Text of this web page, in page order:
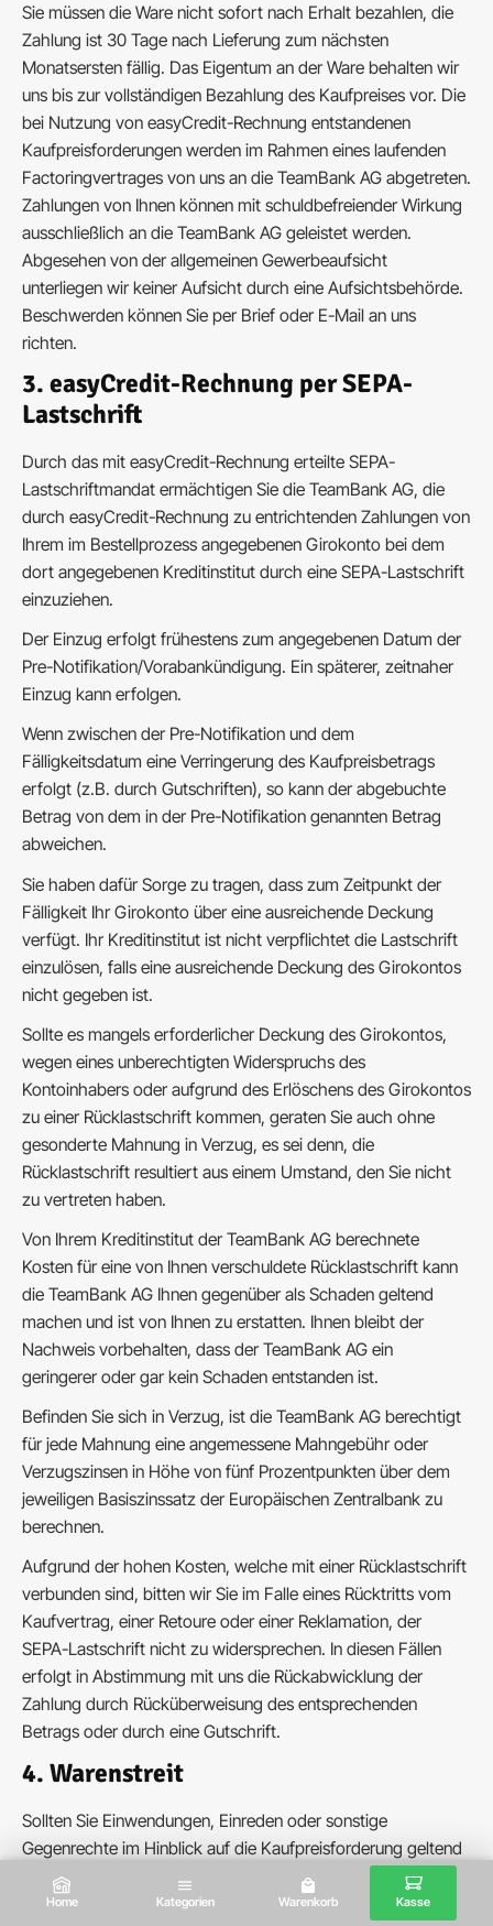
Sie müssen die Ware nicht sofort nach Erhalt bezahlen, die
Zahlung ist 30 Tage nach Lieferung zum nächsten
Monatsersten fällig. Das Eigentum an der Ware behalten wir
uns bis zur vollständigen Bezahlung des Kaufpreises vor. Die
bei Nutzung von easyCredit-Rechnung entstandenen
Kaufpreisforderungen werden im Rahmen eines laufenden
Factoringvertrages von uns an die TeamBank AG abgetreten.
Zahlungen von Ihnen können mit schuldbefreiender Wirkung
ausschließlich an die TeamBank AG geleistet werden.
Abgesehen von der allgemeinen Gewerbeaufsicht
unterliegen wir keiner Aufsicht durch eine Aufsichtsbehörde.
Beschwerden können Sie per Brief oder E-Mail an uns
richten.
3. easyCredit-Rechnung per SEPA-
Lastschrift
Durch das mit easyCredit-Rechnung erteilte SEPA-
Lastschriftmandat ermächtigen Sie die TeamBank AG, die
durch easyCredit-Rechnung zu entrichtenden Zahlungen von
Ihrem im Bestellprozess angegebenen Girokonto bei dem
dort angegebenen Kreditinstitut durch eine SEPA-Lastschrift
einzuziehen.
Der Einzug erfolgt frühestens zum angegebenen Datum der
Pre-Notifikation/Vorabankündigung. Ein späterer, zeitnaher
Einzug kann erfolgen.
Wenn zwischen der Pre-Notifikation und dem
Fälligkeitsdatum eine Verringerung des Kaufpreisbetrags
erfolgt (z.B. durch Gutschriften), so kann der abgebuchte
Betrag von dem in der Pre-Notifikation genannten Betrag
abweichen.
Sie haben dafür Sorge zu tragen, dass zum Zeitpunkt der
Fälligkeit Ihr Girokonto über eine ausreichende Deckung
verfügt. Ihr Kreditinstitut ist nicht verpflichtet die Lastschrift
einzulösen, falls eine ausreichende Deckung des Girokontos
nicht gegeben ist.
Sollte es mangels erforderlicher Deckung des Girokontos,
wegen eines unberechtigten Widerspruchs des
Kontoinhabers oder aufgrund des Erlöschens des Girokontos
zu einer Rücklastschrift kommen, geraten Sie auch ohne
gesonderte Mahnung in Verzug, es sei denn, die
Rücklastschrift resultiert aus einem Umstand, den Sie nicht
zu vertreten haben.
Von Ihrem Kreditinstitut der TeamBank AG berechnete
Kosten für eine von Ihnen verschuldete Rücklastschrift kann
die TeamBank AG Ihnen gegenüber als Schaden geltend
machen und ist von Ihnen zu erstatten. Ihnen bleibt der
Nachweis vorbehalten, dass der TeamBank AG ein
geringerer oder gar kein Schaden entstanden ist.
Befinden Sie sich in Verzug, ist die TeamBank AG berechtigt
für jede Mahnung eine angemessene Mahngebühr oder
Verzugszinsen in Höhe von fünf Prozentpunkten über dem
jeweiligen Basiszinssatz der Europäischen Zentralbank zu
berechnen.
Aufgrund der hohen Kosten, welche mit einer Rücklastschrift
verbunden sind, bitten wir Sie im Falle eines Rücktritts vom
Kaufvertrag, einer Retoure oder einer Reklamation, der
SEPA-Lastschrift nicht zu widersprechen. In diesen Fällen
erfolgt in Abstimmung mit uns die Rückabwicklung der
Zahlung durch Rücküberweisung des entsprechenden
Betrags oder durch eine Gutschrift.
4. Warenstreit
Sollten Sie Einwendungen, Einreden oder sonstige
Gegenrechte im Hinblick auf die Kaufpreisforderung geltend
machen wollen, müssen Sie das gegenüber uns als Händler
erklären. Die TeamBank ist nur für die Bereitstellung der
Home Kategorien Warenkorb Kasse